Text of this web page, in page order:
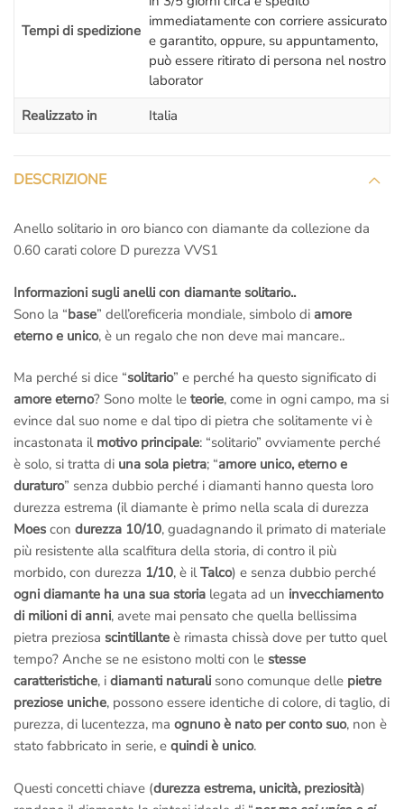
L’appuntamento è ovviamente senza impegno,non sei
obbligato ad acquistare!
Anello Solitario
laser sul Diamante.
– Spedizione assicurata e garantita
: Sei tutelato al 100%, non
– Regolarefattura di acquistoiva inclusa: Siamo una società
italiana seria, tutti gli acquisti sono regolarmente
– Nessuna tassa a sorpresa!!! Noi siamo di Roma
contenente il tuo gioielloparte dal nostro laboratorio orafo di
Roma,non c’è nessuna dogana e nessuna tassa da pagare
– Rimessa a misura gratis se la sbagli : Se sbagli misura
mandiamo il corriere a ritirare il gioiello persistemarlo;
tranquillo, non devi pagare nulla, anche se l’anello è già stato
inciso.
– Diritto di recesso se il gioiello non ti piace: nessuna pratica
complicata, se non è di tuo gradimento vienitotalmente
rimborsato.
–Assistenza gratuita a vita: ci teniamo a rivederti presto,
chiama o scrivi se hai dei problemi,ti aiutiamo noi , la tua
soddisfazione è la nostra miglior pubblicità.
–Fotografie della lavorazione dell’anello via e-mail: Si,
facciamo degli scatti mentre lo creiamo; potraiallegarli al tuo
regalo e renderlo unico.
Noi siamo artigiani italiani veri, creiamo i nostri gioielli a Roma
non abbiamo nulla da nascondere.
Non ci credi?Prenota una visita in laboratorioe vieni a vederlo
dal vivo, potrai fare tu stesso foto e video ai Maestri Orafi a
lavoro.
devono essere richieste prima dell’ordine
Tempi di spedizione
immediatamente con corriere assicurato
e garantito, oppure, su appuntamento,
può essere ritirato di persona nel nostro
laborator
Realizzato in
Italia
DESCRIZIONE
Anello solitario in oro bianco con diamante da collezione da
0.60 carati colore D purezza VVS1
Informazioni sugli anelli con diamante solitario..
Sono la “base” dell’oreficeria mondiale, simbolo di amore
eterno e unico, è un regalo che non deve mai mancare..
Ma perché si dice “solitario” e perché ha questo significato di
amore eterno? Sono molte le teorie, come in ogni campo, ma si
evince dal suo nome e dal tipo di pietra che solitamente vi è
incastonata il motivo principale: “solitario” ovviamente perché
è solo, si tratta di una sola pietra; “amore unico, eterno e
duraturo” senza dubbio perché i diamanti hanno questa loro
durezza estrema (il diamante è primo nella scala di durezza
Moes con durezza 10/10, guadagnando il primato di materiale
più resistente alla scalfitura della storia, di contro il più
morbido, con durezza 1/10, è ilTalco) e senza dubbio perché
ogni diamante ha una sua storia legata ad un invecchiamento
di milioni di anni, avete mai pensato che quella bellissima
pietra preziosa scintillante è rimasta chissà dove per tutto quel
tempo? Anche se ne esistono molti con le stesse
caratteristiche, i diamanti naturali sono comunque delle pietre
preziose uniche, possono essere identiche di colore, di taglio, di
purezza, di lucentezza, ma ognuno è nato per conto suo, non è
stato fabbricato in serie, e quindi è unico.
Questi concetti chiave (durezza estrema, unicità, preziosità)